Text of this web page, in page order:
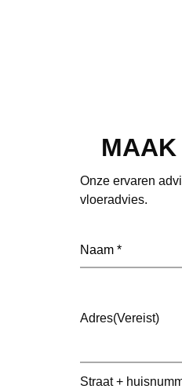
MAAK
Onze ervaren
vloeradvies.
Adres(Vereist)
Straat +